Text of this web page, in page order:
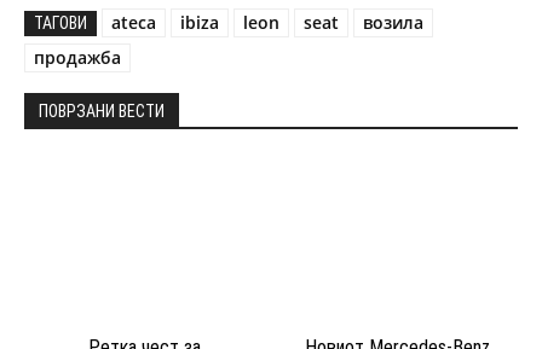
ТАГОВИ ateca ibiza leon seat
возила
продажба
ПОВРЗАНИ ВЕСТИ